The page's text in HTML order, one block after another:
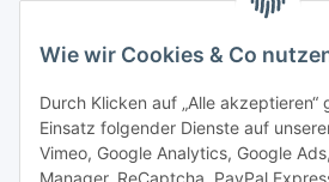
Wie wir Cookies & Co
Durch Klicken auf „Alle akzeptieren“
Einsatz folgender Dienste auf
Vimeo, Google Analytics, Google
Datenschutzerklärungregelmäßig